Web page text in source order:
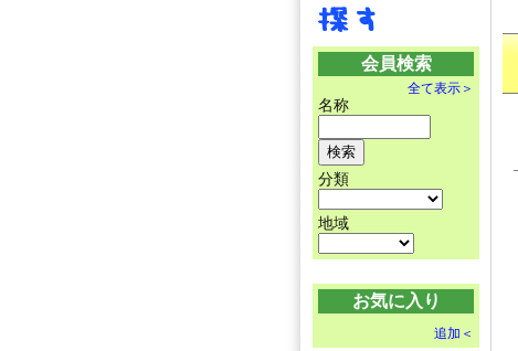
会員検索
全て表示＞
名称
分類
地域
お気に入り
追加＜